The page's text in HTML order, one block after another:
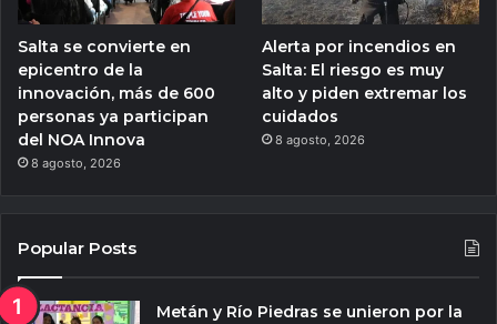
Salta se convierte en
epicentro de la
innovación, más de 600
personas ya participan
del NOA Innova
8 agosto, 2026
Alerta por incendios en
Salta: El riesgo es muy
alto y piden extremar los
cuidados
8 agosto, 2026
Popular Posts
Metán y Río Piedras se unieron por la